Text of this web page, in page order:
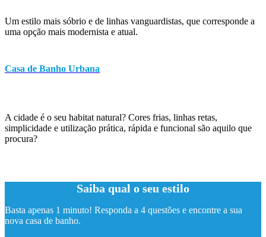
Um estilo mais sóbrio e de linhas vanguardistas, que corresponde a
uma opção mais modernista e atual.
Casa de Banho Urbana
A cidade é o seu habitat natural? Cores frias, linhas retas,
simplicidade e utilização prática, rápida e funcional são aquilo que
procura?
Saiba qual o seu estilo
Basta apenas 1 minuto! Responda a 4 questões e encontre a sua
nova casa de banho.